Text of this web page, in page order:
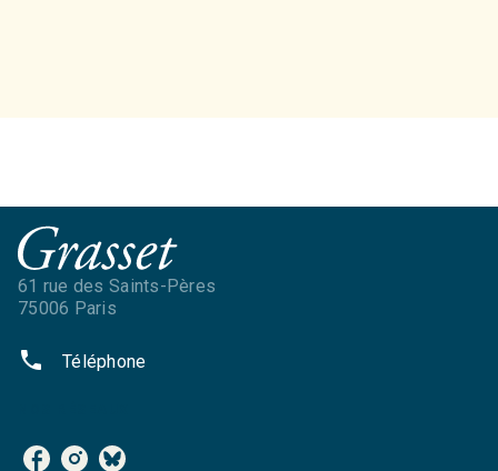
61 rue des Saints-Pères
75006 Paris
phone Téléphone